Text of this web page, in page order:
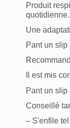
Produit
quotidienne.
Une
Pant un slip
Il est mis
Pant un slip
Conseillé
– S'enfile